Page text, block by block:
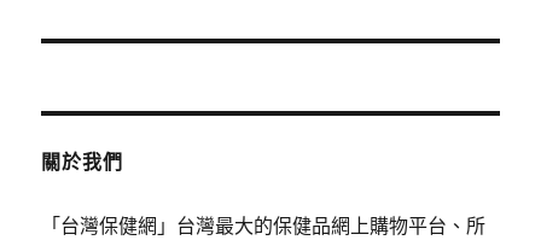
覽
關於我們
「台灣保健網」台灣最大的保健品網上購物平台、所